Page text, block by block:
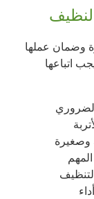
وضمان عملها
اتباعها
وصغيرة
لتنظيف